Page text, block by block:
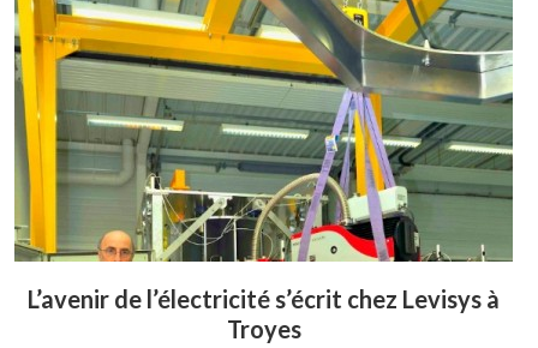
L’avenir de l’électricité s’écrit chez Levisys à
Troyes